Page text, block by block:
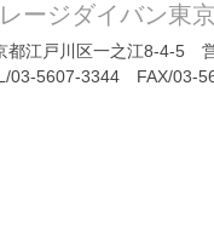
ージダイバン東
都江戸川区一之江8-4-5
03-5607-3344 FAX/03-